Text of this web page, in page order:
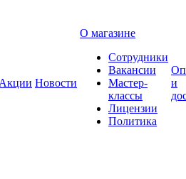
Акции Новости
О магазине
Сотрудники
Вакансии
Мастер-
классы
Лицензии
Политика
и